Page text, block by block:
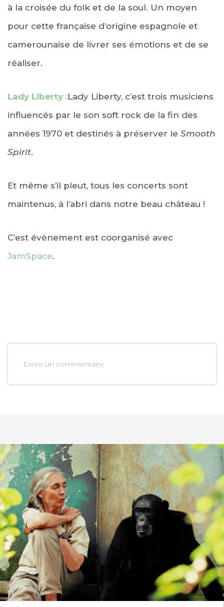
à la croisée du folk et de la soul. Un moyen
pour cette française d’origine espagnole et
camerounaise de livrer ses émotions et de se
réaliser.
Lady Liberty :Lady Liberty, c’est trois musiciens
influencés par le son soft rock de la fin des
années 1970 et destinés à préserver le Smooth
Spirit.
Et même s’il pleut, tous les concerts sont
maintenus, à l’abri dans notre beau château !
C’est évènement est coorganisé avec
JamSpace.
Ecrire un commentaire